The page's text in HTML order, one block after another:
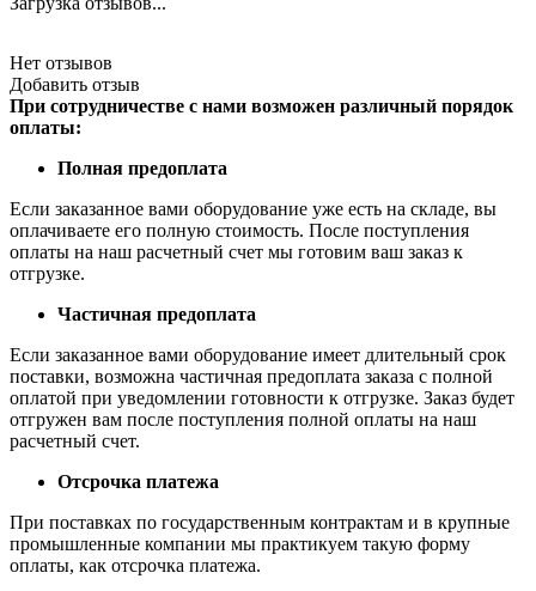
Нет отзывов
Добавить отзыв
При сотрудничестве с нами возможен различный порядок
оплаты:
Полная предоплата
Если заказанное вами оборудование уже есть на складе, вы
оплачиваете его полную стоимость. После поступления
оплаты на наш расчетный счет мы готовим ваш заказ к
отгрузке.
Частичная предоплата
Если заказанное вами оборудование имеет длительный срок
поставки, возможна частичная предоплата заказа с полной
оплатой при уведомлении готовности к отгрузке. Заказ будет
отгружен вам после поступления полной оплаты на наш
расчетный счет.
Отсрочка платежа
При поставках по государственным контрактам и в крупные
промышленные компании мы практикуем такую форму
оплаты, как отсрочка платежа.